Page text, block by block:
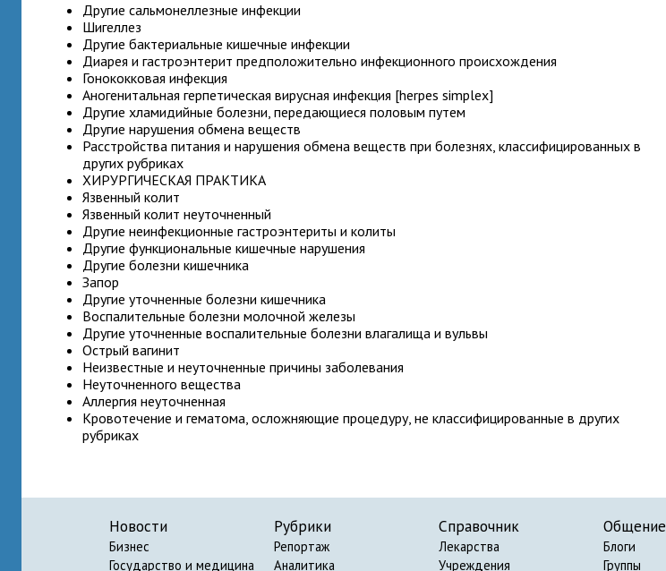
Другие сальмонеллезные инфекции
Шигеллез
Другие бактериальные кишечные инфекции
Диарея и гастроэнтерит предположительно инфекционного происхождения
Гонококковая инфекция
Аногенитальная герпетическая вирусная инфекция [herpes simplex]
Другие хламидийные болезни, передающиеся половым путем
Другие нарушения обмена веществ
Расстройства питания и нарушения обмена веществ при болезнях, классифицированных в
других рубриках
ХИРУРГИЧЕСКАЯ ПРАКТИКА
Язвенный колит
Язвенный колит неуточненный
Другие неинфекционные гастроэнтериты и колиты
Другие функциональные кишечные нарушения
Другие болезни кишечника
Запор
Другие уточненные болезни кишечника
Воспалительные болезни молочной железы
Другие уточненные воспалительные болезни влагалища и вульвы
Острый вагинит
Неизвестные и неуточненные причины заболевания
Неуточненного вещества
Аллергия неуточненная
Кровотечение и гематома, осложняющие процедуру, не классифицированные в других
рубриках
Новости
Бизнес
Государство и медицина
Рубрики
Репортаж
Аналитика
Справочник
Лекарства
Учреждения
Общение
Блоги
Группы